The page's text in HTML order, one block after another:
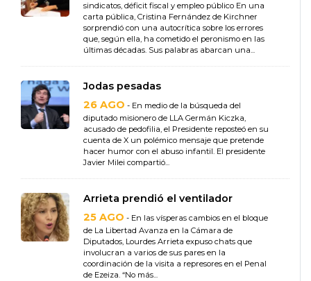
sindicatos, déficit fiscal y empleo público En una
carta pública, Cristina Fernández de Kirchner
sorprendió con una autocrítica sobre los errores
que, según ella, ha cometido el peronismo en las
últimas décadas. Sus palabras abarcan una...
Jodas pesadas
26 AGO - En medio de la búsqueda del
diputado misionero de LLA Germán Kiczka,
acusado de pedofilia, el Presidente reposteó en su
cuenta de X un polémico mensaje que pretende
hacer humor con el abuso infantil. El presidente
Javier Milei compartió...
Arrieta prendió el ventilador
25 AGO - En las vísperas cambios en el bloque
de La Libertad Avanza en la Cámara de
Diputados, Lourdes Arrieta expuso chats que
involucran a varios de sus pares en la
coordinación de la visita a represores en el Penal
de Ezeiza. “No más...